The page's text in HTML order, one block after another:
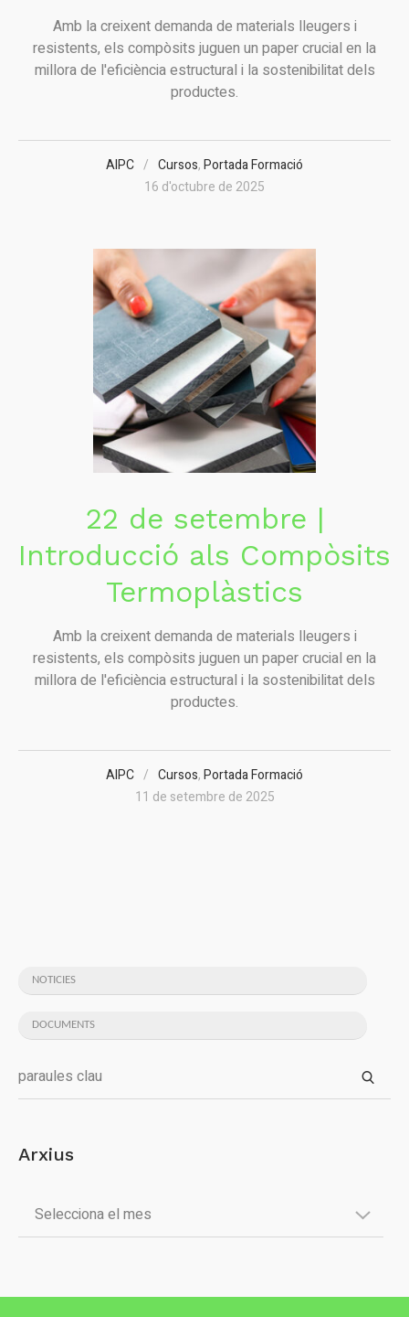
Amb la creixent demanda de materials lleugers i
resistents, els compòsits juguen un paper crucial en la
millora de l'eficiència estructural i la sostenibilitat dels
productes.
AIPC Cursos,Portada Formació
16 d'octubre de 2025
22 de setembre |
Introducció als Compòsits
Termoplàstics
Amb la creixent demanda de materials lleugers i
resistents, els compòsits juguen un paper crucial en la
millora de l'eficiència estructural i la sostenibilitat dels
productes.
AIPC Cursos,Portada Formació
11 de setembre de 2025
NOTICIES
DOCUMENTS
Arxius